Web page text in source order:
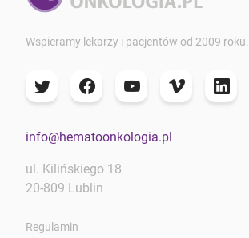
Wspieramy lekarzy i pacjentów od 2009 roku.
info@hematoonkologia.pl
ul. Kilińskiego 18
20-809 Lublin
Regulamin